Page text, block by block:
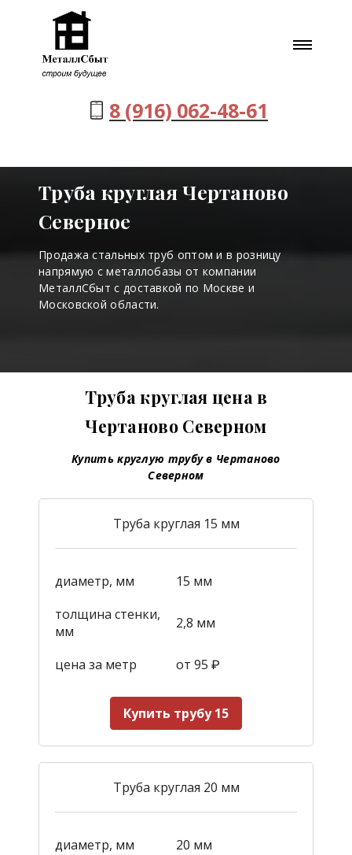
8 (916) 062-48-61
Труба круглая Чертаново
Северное
Продажа стальных труб оптом и в розницу
напрямую с металлобазы от компании
МеталлСбыт с доставкой по Москве и
Московской области.
Труба круглая цена в
Чертаново Северном
Купить круглую трубу в Чертаново
Северном
Труба круглая 15 мм
диаметр, мм
15 мм
толщина стенки,
мм
2,8 мм
цена за метр от 95 ₽
Купить трубу 15
Труба круглая 20 мм
диаметр, мм
20 мм